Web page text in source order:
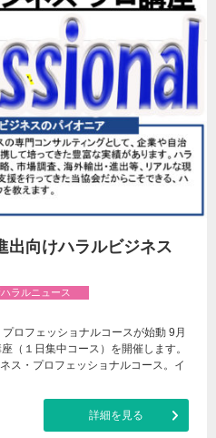
出向けハラルビジネス
ラルニュース
ロフェッショナルコースが始動 9月
（１日集中コース）を開催します。
ス・プロフェッショナルコース。イ
詳細を見る